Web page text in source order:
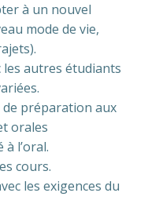
à un nouvel
mode de vie,
les autres étudiants
préparation aux
orales
l’oral.
cours.
les exigences du